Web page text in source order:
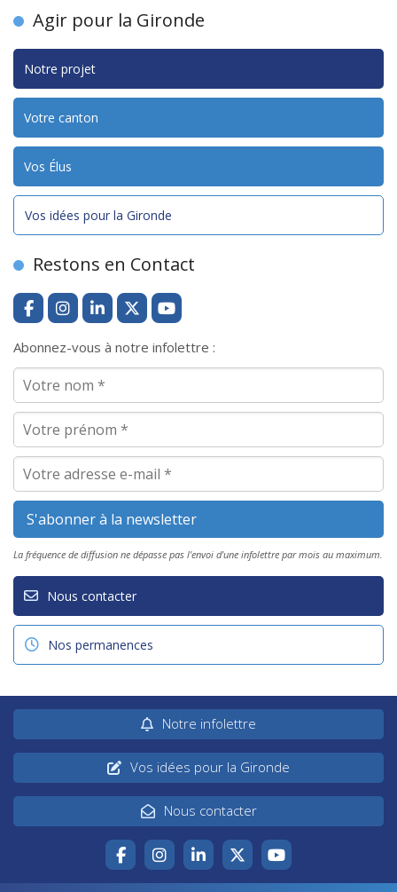
Agir pour la Gironde
Notre projet
Votre canton
Vos Élus
Vos idées pour la Gironde
Restons en Contact
Abonnez-vous à notre infolettre :
La fréquence de diffusion ne dépasse pas l'envoi d'une infolettre par mois au maximum.
Nous contacter
Nos permanences
Notre infolettre
Vos idées pour la Gironde
Nous contacter